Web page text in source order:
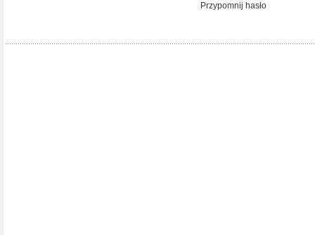
Przypomnij hasło